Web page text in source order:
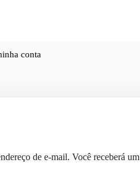
conta
de e-mail. Você receberá um